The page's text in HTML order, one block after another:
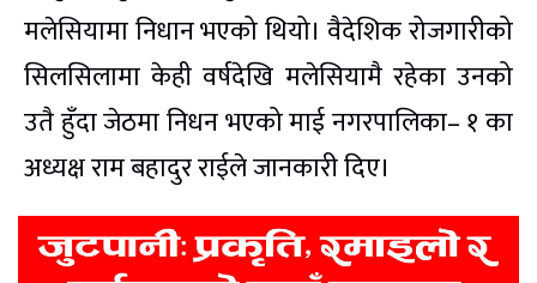
मलेसियामा निधान भएको थियो। वैदेशिक रोजगारीको
सिलसिलामा केही वर्षदेखि मलेसियामै रहेका उनको
उतै हुँदा जेठमा निधन भएको माई नगरपालिका– १ का
अध्यक्ष राम बहादुर राईले जानकारी दिए।